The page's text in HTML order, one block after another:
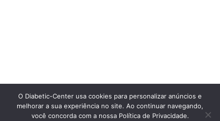
O Diabetic-Center usa cookies para personalizar anúncios e
melhorar a sua experiência no site. Ao continuar navegando,
você concorda com a nossa Política de Privacidade.